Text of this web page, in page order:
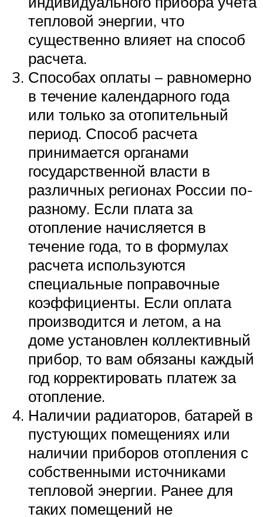
тепловой энергии, что
существенно влияет на способ
расчета.
Способах оплаты – равномерно
в течение календарного года
или только за отопительный
период. Способ расчета
принимается органами
государственной власти в
различных регионах России по-
разному. Если плата за
отопление начисляется в
течение года, то в формулах
расчета используются
специальные поправочные
коэффициенты. Если оплата
производится и летом, а на
доме установлен коллективный
прибор, то вам обязаны каждый
год корректировать платеж за
отопление.
Наличии радиаторов, батарей в
пустующих помещениях или
наличии приборов отопления с
собственными источниками
тепловой энергии. Ранее для
таких помещений не